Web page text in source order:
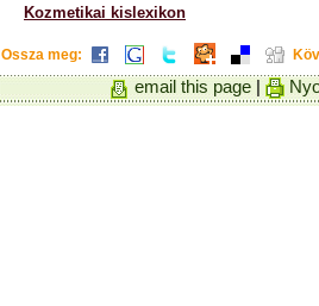
Kozmetikai kislexikon
Ossza meg:
email this page